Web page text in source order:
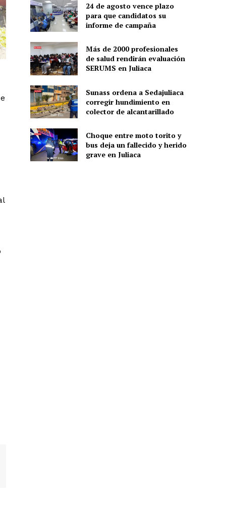
24 de agosto vence plazo
para que candidatos su
informe de campaña
Más de 2000 profesionales
de salud rendirán evaluación
SERUMS en Juliaca
Sunass ordena a Sedajuliaca
corregir hundimiento en
colector de alcantarillado
Choque entre moto torito y
bus deja un fallecido y herido
grave en Juliaca